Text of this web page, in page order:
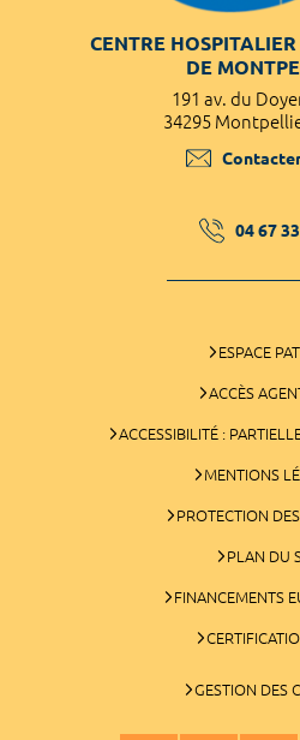
CENTRE
DE
191 av. du
34295
04 67
ESPACE
ACCÈS
ACCESSIBILITÉ :
MENTIONS
PROTECTION
PLAN DU
FINANCEMENTS
GESTION DES